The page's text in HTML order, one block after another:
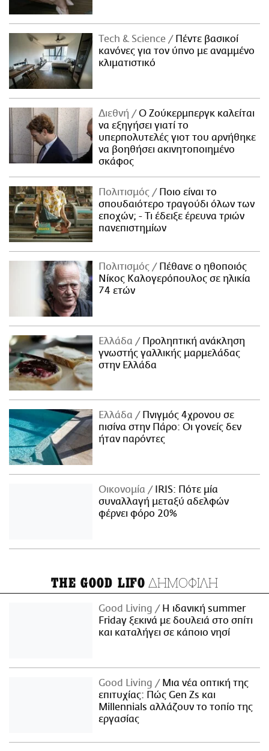
Τech & Science
Πέντε βασικοί
κανόνες για τον ύπνο με αναμμένο
κλιματιστικό
Διεθνή
Ο Ζούκερμπεργκ καλείται
να εξηγήσει γιατί το
υπερπολυτελές γιοτ του αρνήθηκε
να βοηθήσει ακινητοποιημένο
σκάφος
Πολιτισμός
Ποιο είναι το
σπουδαιότερο τραγούδι όλων των
εποχών; - Τι έδειξε έρευνα τριών
πανεπιστημίων
Πολιτισμός
Πέθανε ο ηθοποιός
Νίκος Καλογερόπουλος σε ηλικία
74 ετών
Ελλάδα
Προληπτική ανάκληση
γνωστής γαλλικής μαρμελάδας
στην Ελλάδα
Ελλάδα
Πνιγμός 4χρονου σε
πισίνα στην Πάρο: Οι γονείς δεν
ήταν παρόντες
Οικονομία
IRIS: Πότε μία
συναλλαγή μεταξύ αδελφών
φέρνει φόρο 20%
THE GOOD LIFO ΔΗΜΟΦΙΛΗ
Good Living
Η ιδανική summer
Friday ξεκινά με δουλειά στο σπίτι
και καταλήγει σε κάποιο νησί
Good Living
Μια νέα οπτική της
επιτυχίας: Πώς Gen Zs και
Millennials αλλάζουν το τοπίο της
εργασίας